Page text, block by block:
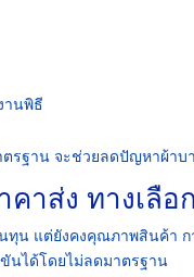
านพิธี
รฐาน จะช่วยลดปัญหาผ้า
คาส่ง ทางเลื
ทุน แต่ยังคงคุณภาพสินค้า ก
นได้โดยไม่ลดมาตรฐาน